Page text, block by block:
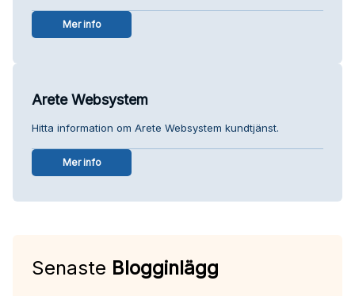
Mer info
Arete Websystem
Hitta information om Arete Websystem kundtjänst.
Mer info
Senaste Blogginlägg